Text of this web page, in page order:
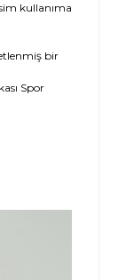
kullanıma
bir
Spor